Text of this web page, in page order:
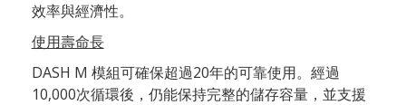
效率與經濟性。
使用壽命長
DASH M 模組可確保超過20年的可靠使用。經過
10,000次循環後，仍能保持完整的儲存容量，並支援